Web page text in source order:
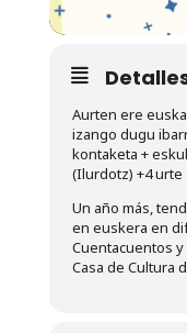
Aurten ere
izango dugu
kontaketa +
(Ilurdotz) +4 urte
Un año más,
en euskera en
Cuentacuentos y
Casa de Cultura